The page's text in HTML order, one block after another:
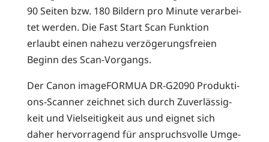
90 Sei­ten bzw. 180 Bil­dern pro Minu­te ver­ar­bei­
tet wer­den. Die Fast Start Scan Funk­ti­on
erlaubt einen nahe­zu ver­zö­ge­rungs­frei­en
Beginn des Scan-Vorgangs.
Der Canon image­FOR­MUA DR-G2090 Pro­duk­ti­
ons-Scan­ner zeich­net sich durch Zuver­läs­sig­
keit und Viel­sei­tig­keit aus und eig­net sich
daher her­vor­ra­gend für anspruchs­vol­le Umge­